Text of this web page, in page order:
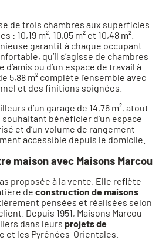
de trois chambres aux superficies
10,19 m², 10,05 m² et 10,48 m².
garantit à chaque occupant
qu’il s’agisse de chambres
d’amis ou d’un espace de travail à
5,88 m² complète l’ensemble avec
et des finitions soignées.
d’un garage de 14,76 m², atout
bénéficier d’un espace
et d’un volume de rangement
accessible depuis le domicile.
maison avec Maisons Marcou
proposée à la vente. Elle reflète
de construction de maisons
pensées et réalisées selon
Depuis 1951, Maisons Marcou
dans leurs projets de
et les Pyrénées-Orientales.